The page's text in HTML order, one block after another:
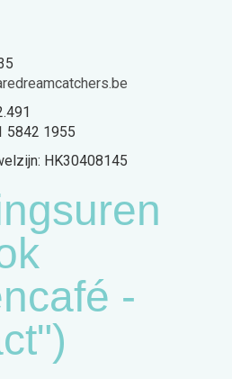
5842 1955
HK30408145
-